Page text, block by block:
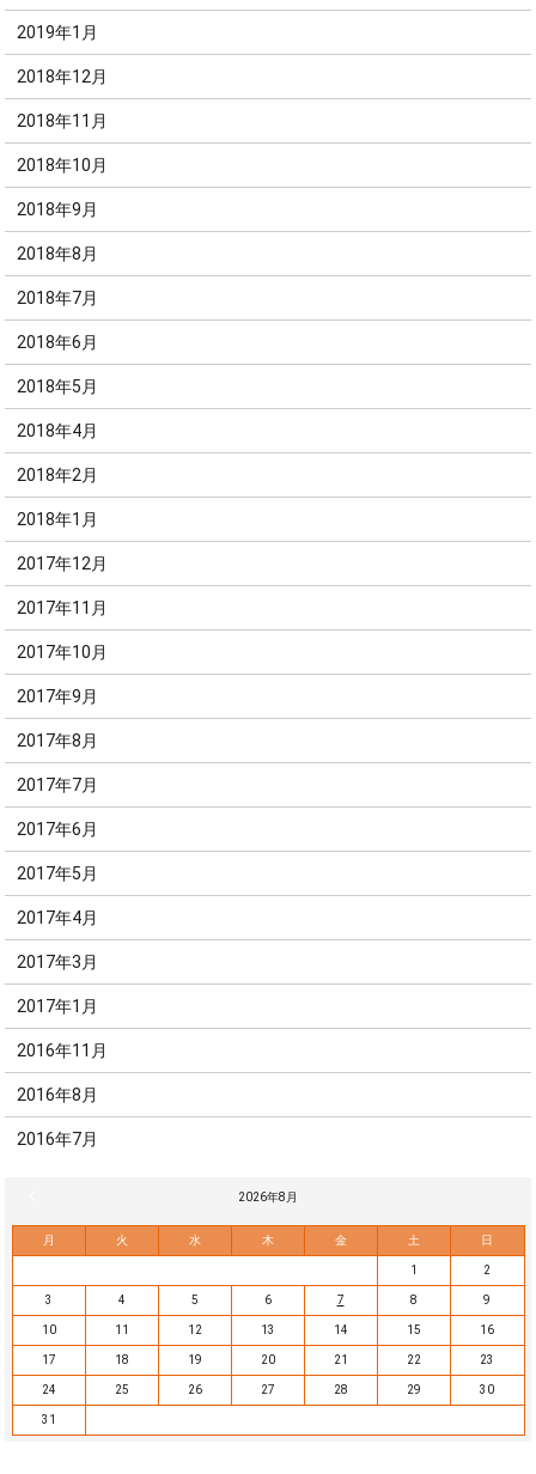
2019年1月
2018年12月
2018年11月
2018年10月
2018年9月
2018年8月
2018年7月
2018年6月
2018年5月
2018年4月
2018年2月
2018年1月
2017年12月
2017年11月
2017年10月
2017年9月
2017年8月
2017年7月
2017年6月
2017年5月
2017年4月
2017年3月
2017年1月
2016年11月
2016年8月
2016年7月
2026年8月
月 火 水 木 金 土 日
1 2
3 4 5 6 7 8 9
10 11 12 13 14 15 16
17 18 19 20 21 22 23
24 25 26 27 28 29 30
31